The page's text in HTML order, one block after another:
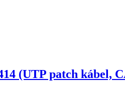
(UTP patch kábel,